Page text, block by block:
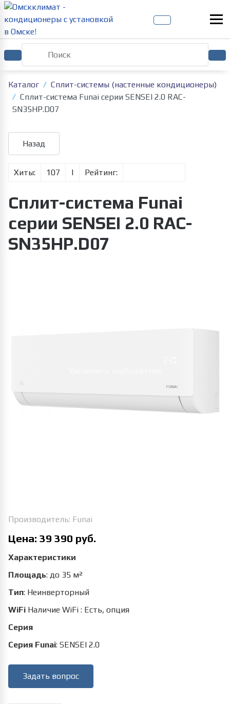
Каталог
Сплит-системы (настенные кондиционеры)
Сплит-система Funai серии SENSEI 2.0 RAC-
SN35HP.D07
Хиты: 107 | Рейтинг:
Сплит-система Funai
серии SENSEI 2.0 RAC-
SN35HP.D07
Производитель: Funai
Цена: 39 390 руб.
Характеристики
Площадь: до 35 м²
Тип: Неинверторный
WiFi Наличие WiFi : Есть, опция
Серия
Серия Funai: SENSEI 2.0
Задать вопрос